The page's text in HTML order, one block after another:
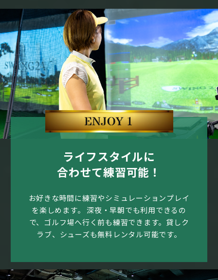
ライフスタイルに
合わせて練習可能！
お好きな時間に練習やシミュレーションプレイ
を楽しめます。
深夜・早朝でも利用できるの
で、ゴルフ場へ行く前も練習できます。貸しク
ラブ、シューズも無料レンタル可能です。